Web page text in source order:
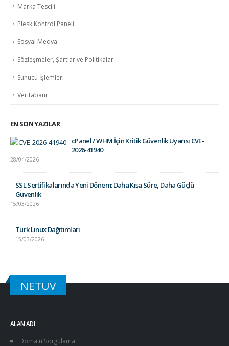
Marka Tescili
Plesk Kontrol Paneli
Sosyal Medya
Sözleşmeler, Şartlar ve Politikalar
Sunucu İşlemleri
Veritabanı
EN SON YAZILAR
cPanel / WHM İçin Kritik Güvenlik Uyarısı CVE-
2026-41940
28/04/2026
SSL Sertifikalarında Yeni Dönem: Daha Kısa Süre, Daha Güçlü
Güvenlik
15/03/2026
Türk Linux Dağıtımları
15/03/2026
NETUV
ALAN ADI
Domain Sorgulama